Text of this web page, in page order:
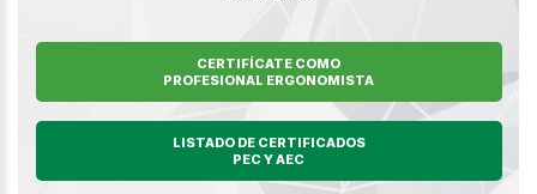
CERTIFÍCATE COMO
PROFESIONAL ERGONOMISTA
LISTADO DE CERTIFICADOS
PEC Y AEC